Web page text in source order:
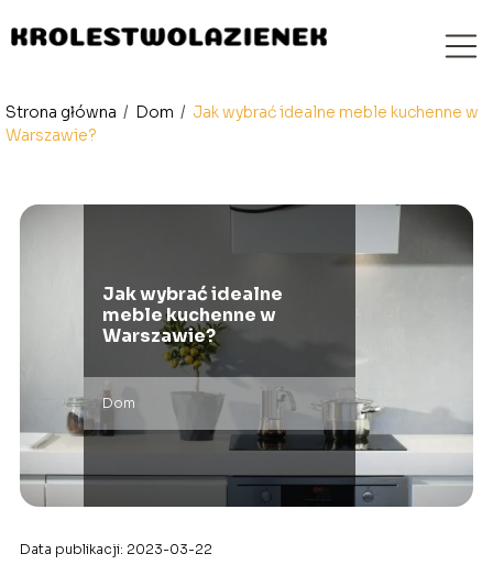
Strona główna / Dom / Jak wybrać idealne meble kuchenne w
Warszawie?
Jak wybrać idealne
meble kuchenne w
Warszawie?
Dom
Data publikacji: 2023-03-22